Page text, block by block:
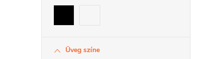
Üveg színe